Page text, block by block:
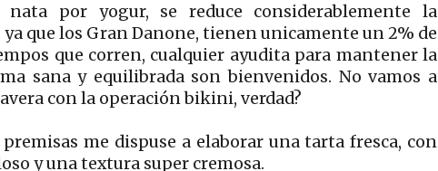
nata por yogur, se reduce considerablemente la
ya que los Gran Danone, tienen unicamente un 2% de
que corren, cualquier ayudita para mantener la
sana y equilibrada son bienvenidos. No vamos a
con la operación bikini, verdad?
premisas me dispuse a elaborar una tarta fresca, con
y una textura super cremosa.